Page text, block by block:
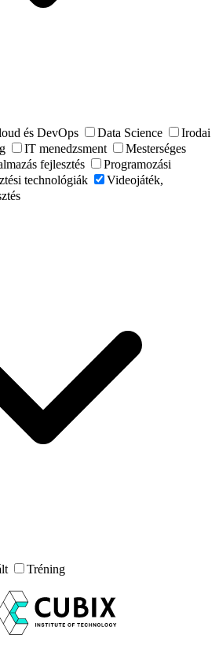
és DevOps Data Science
Irodai
IT menedzsment
Mesterséges
fejlesztés
Programozási
technológiák
Videojáték,
Tréning